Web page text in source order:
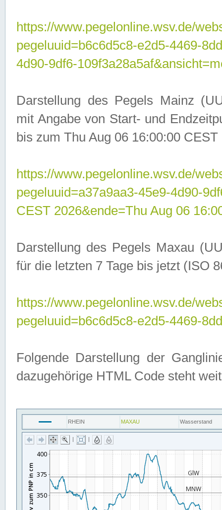
https://www.pegelonline.wsv.de/
pegeluuid=b6c6d5c8-e2d5-4469-
4d90-9df6-
Darstellung des Pegels Mainz
mit Angabe von Start- und
bis zum Thu Aug 06 16:00:00 CEST
https://www.pegelonline.wsv.de/
pegeluuid=a37a9aa3-45e9-4d90-
CEST 2026&ende=Thu Aug 06
Darstellung des Pegels Maxau
für die letzten 7 Tage bis jetzt (ISO
https://www.pegelonline.wsv.de/
pegeluuid=b6c6d5c8-e2d5-4469-
Folgende Darstellung der
dazugehörige HTML Code steht